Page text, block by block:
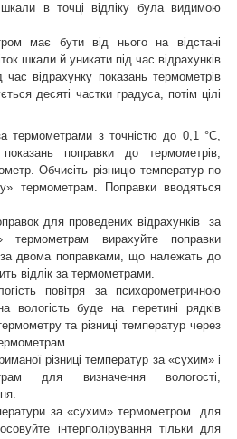
в точці відліку була видимою
має бути від нього на відстані
шкали й уникати під час відрахунків
відрахунку показань термометрів
десяті частки градуса, потім цілі
термометрами з точністю до 0,1 °C,
поправки до термометрів,
Обчисіть різницю температур по
термометрам. Поправки вводяться
для проведених відрахунків за
термометрам вирахуйте поправки
за двома поправками, що належать до
відлік за термометрами.
повітря за психорометричною
вологість буде на перетині рядків
та різниці температур через
різниці температур за «сухим» і
для визначення вологості,
за «сухим» термометром для
інтерполірування тільки для